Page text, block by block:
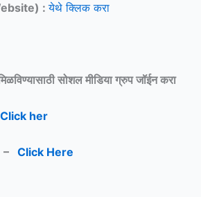
:येथे क्लिक करा
सोशल मीडिया ग्रुप जॉईन करा
Click her
– Click Here